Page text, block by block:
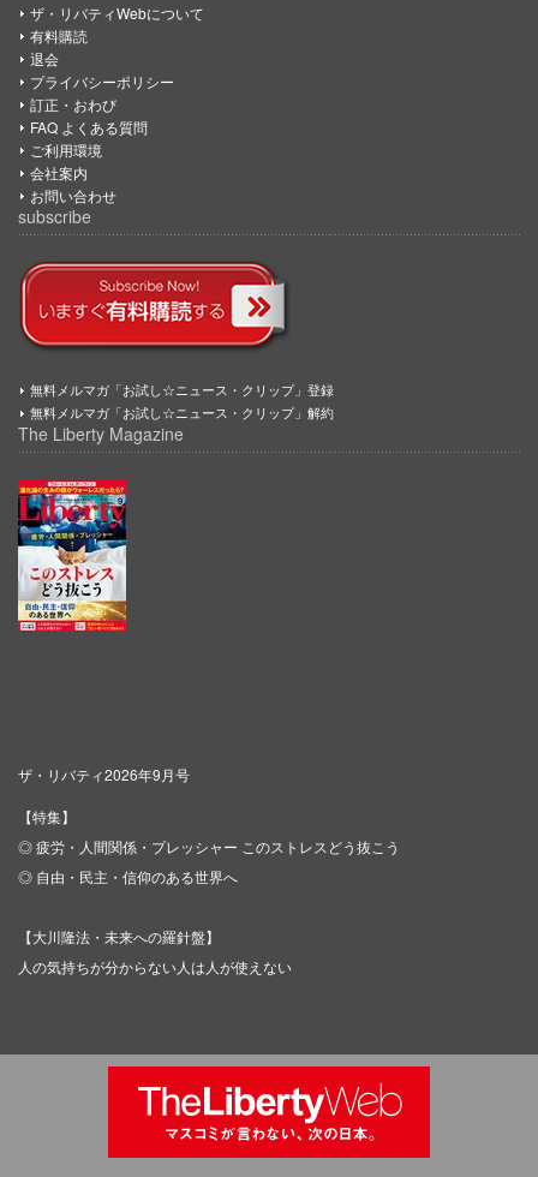
ザ・リバティWebについて
有料購読
退会
プライバシーポリシー
訂正・おわび
FAQ よくある質問
ご利用環境
会社案内
お問い合わせ
subscribe
無料メルマガ「お試し☆ニュース・クリップ」登録
無料メルマガ「お試し☆ニュース・クリップ」解約
The Liberty Magazine
ザ・リバティ2026年9月号
【特集】
◎ 疲労・人間関係・プレッシャー このストレスどう抜こう
◎ 自由・民主・信仰のある世界へ
【大川隆法・未来への羅針盤】
人の気持ちが分からない人は人が使えない